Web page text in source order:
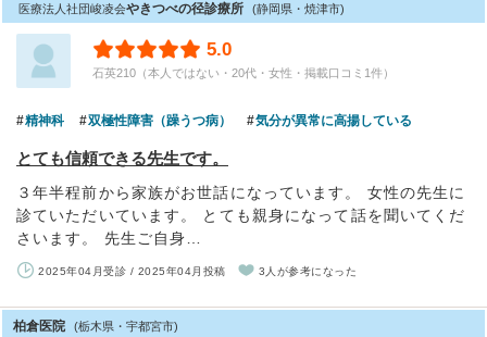
医療法人社団峻凌会やきつべの径診療所 (静岡県・焼津市)
5.0
石英210（本人ではない・20代・女性・掲載口コミ1件）
精神科 双極性障害（躁うつ病） 気分が異常に高揚している
とても信頼できる先生です。
３年半程前から家族がお世話になっています。 女性の先生に
診ていただいています。 とても親身になって話を聞いてくだ
さいます。 先生ご自身…
2025年04月受診 / 2025年04月投稿 3人が参考になった
柏倉医院 (栃木県・宇都宮市)